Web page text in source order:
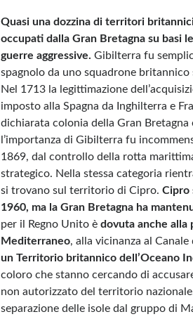
Quasi una dozzina di territori
occupati dalla Gran Bretagna su basi
guerre aggressive.Gibilterra fu
spagnolo da uno squadrone britannico
Nel 1713 la legittimazione
imposto alla Spagna da Inghilterra e
dichiarata colonia della Gran
l’importanza di Gibilterra fu
1869, dal controllo della rotta
strategico. Nella stessa categoria
si trovano sul territorio di Cipro.Cipro
1960, ma la Gran Bretagna ha
per il Regno Unito èdovuta anche alla
Mediterraneo, alla vicinanza al
un Territorio britannico dell’Oceano
coloro che stanno cercando di
non autorizzato del territorio
separazione delle isole dal gruppo di